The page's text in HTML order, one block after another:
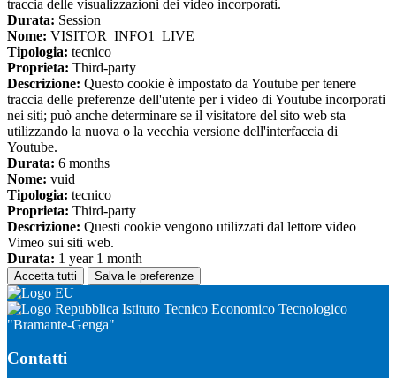
traccia delle visualizzazioni dei video incorporati.
Durata: Session
Nome: VISITOR_INFO1_LIVE
Tipologia: tecnico
Proprieta: Third-party
Descrizione: Questo cookie è impostato da Youtube per tenere
traccia delle preferenze dell'utente per i video di Youtube incorporati
nei siti; può anche determinare se il visitatore del sito web sta
utilizzando la nuova o la vecchia versione dell'interfaccia di
Youtube.
Durata: 6 months
Nome: vuid
Tipologia: tecnico
Proprieta: Third-party
Descrizione: Questi cookie vengono utilizzati dal lettore video
Vimeo sui siti web.
Durata: 1 year 1 month
Accetta tutti Salva le preferenze
Istituto Tecnico Economico Tecnologico
"Bramante-Genga"
Contatti